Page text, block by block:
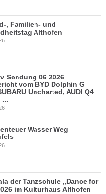
, Familien- und
Althofen
Sendung 06 2026
vom BYD Dolphin G
Uncharted, AUDI Q4
...
Wasser Weg
der Tanzschule „Dance for
im Kulturhaus Althofen